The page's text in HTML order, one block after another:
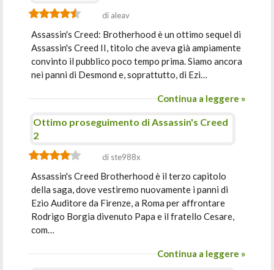
di aleav
Assassin's Creed: Brotherhood è un ottimo sequel di
Assassin's Creed II, titolo che aveva già ampiamente
convinto il pubblico poco tempo prima. Siamo ancora
nei panni di Desmond e, soprattutto, di Ezi…
Continua a leggere »
Ottimo proseguimento di Assassin's Creed
2
di ste988x
Assassin's Creed Brotherhood è il terzo capitolo
della saga, dove vestiremo nuovamente i panni di
Ezio Auditore da Firenze, a Roma per affrontare
Rodrigo Borgia divenuto Papa e il fratello Cesare,
com…
Continua a leggere »